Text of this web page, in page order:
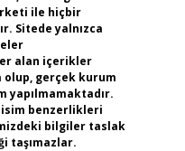
ile hiçbir
Sitede yalnızca
alan içerikler
gerçek kurum
yapılmamaktadır.
benzerlikleri
bilgiler taslak
taşımazlar.